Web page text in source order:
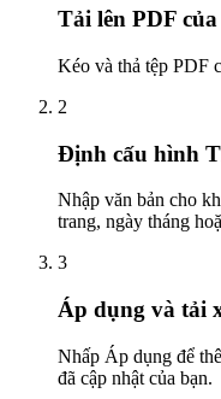
Tải lên PDF
Kéo và thả tệp PDF
2
Định cấu hình
Nhập văn bản cho
trang, ngày tháng
3
Áp dụng và tải
Nhấp Áp dụng để
đã cập nhật của bạn.